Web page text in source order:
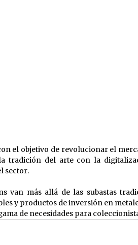
el objetivo de revolucionar el
tradición del arte con la
sector.
van más allá de las subastas
y productos de inversión en
de necesidades para